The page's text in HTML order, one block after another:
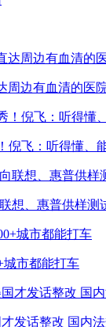
周边有血清的医
倪飞：听得懂、
想、惠普供样测
城市都能打车
发话整改 国内